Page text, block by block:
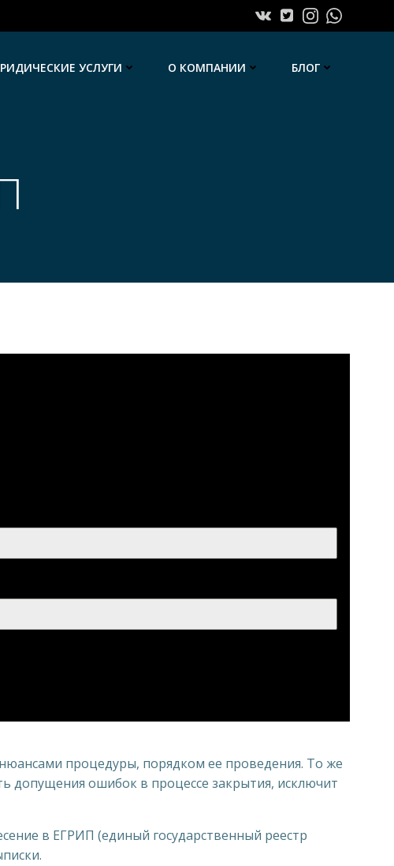
УСЛУГИ О КОМПАНИИ БЛОГ
процедуры, порядком ее проведения. То же
допущения ошибок в процессе закрытия, исключит
в ЕГРИП (единый государственный реестр